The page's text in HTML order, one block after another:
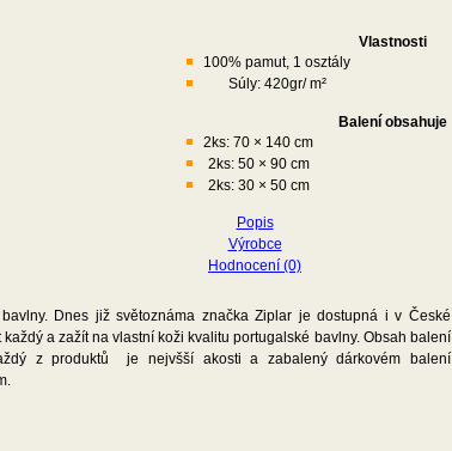
Vlastnosti
100% pamut, 1 osztály
Súly: 420gr/ m²
Balení obsahuje
2ks: 70 × 140 cm
2ks: 50 × 90 cm
2ks: 30 × 50 cm
Popis
Výrobce
Hodnocení (0)
Dnes již světoznáma značka Ziplar je dostupná i v České
a zažít na vlastní koži kvalitu portugalské bavlny. Obsah balení
z produktů je nejvšší akosti a zabalený dárkovém balení